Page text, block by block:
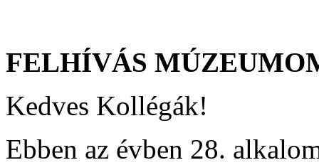
FELHÍVÁS
Kedves Kollégák!
Ebben az évben 28.